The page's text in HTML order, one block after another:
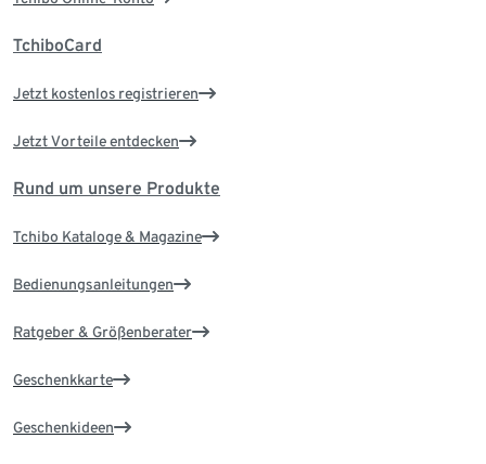
TchiboCard
Jetzt kostenlos registrieren
Jetzt Vorteile entdecken
Rund um unsere Produkte
Tchibo Kataloge & Magazine
Bedienungsanleitungen
Ratgeber & Größenberater
Geschenkkarte
Geschenkideen